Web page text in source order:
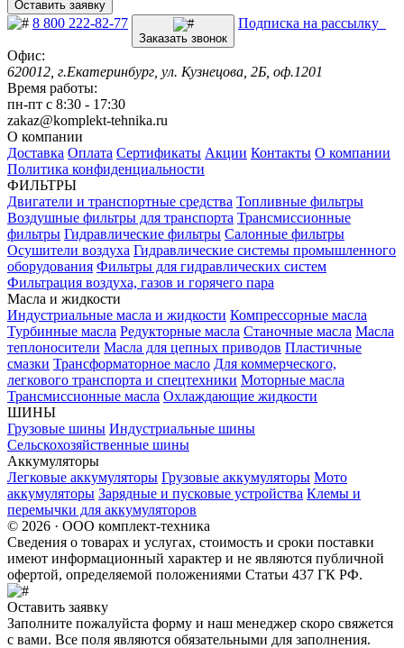
Оставить заявку
8 800 222-82-77
Заказать звонок
Подписка на рассылку
Офис:
620012, г.Екатеринбург, ул. Кузнецова, 2Б, оф.1201
Время работы:
пн-пт с 8:30 - 17:30
zakaz@komplekt-tehnika.ru
О компании
Доставка Оплата Сертификаты Акции Контакты О компании
Политика конфиденциальности
ФИЛЬТРЫ
Двигатели и транспортные средства Топливные фильтры
Воздушные фильтры для транспорта Трансмиссионные
фильтры Гидравлические фильтры Салонные фильтры
Осушители воздуха Гидравлические системы промышленного
оборудования Фильтры для гидравлических систем
Фильтрация воздуха, газов и горячего пара
Масла и жидкости
Индустриальные масла и жидкости Компрессорные масла
Турбинные масла Редукторные масла Станочные масла Масла
теплоносители Масла для цепных приводов Пластичные
смазки Трансформаторное масло Для коммерческого,
легкового транспорта и спецтехники Моторные масла
Трансмиссионные масла Охлаждающие жидкости
ШИНЫ
Грузовые шины Индустриальные шины
Сельскохозяйственные шины
Аккумуляторы
Легковые аккумуляторы Грузовые аккумуляторы Мото
аккумуляторы Зарядные и пусковые устройства Клемы и
перемычки для аккумуляторов
© 2026 · ООО комплект-техника
Сведения о товарах и услугах, стоимость и сроки поставки
имеют информационный характер и не являются публичной
офертой, определяемой положениями Статьи 437 ГК РФ.
Оставить заявку
Заполните пожалуйста форму и наш менеджер скоро свяжется
с вами. Все поля являются обязательными для заполнения.